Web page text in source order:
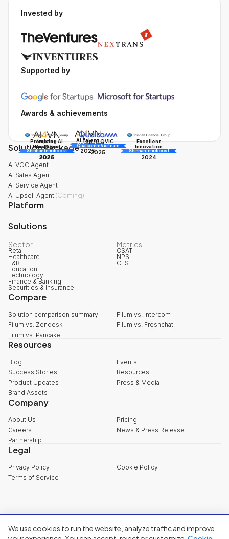
Invested by
Supported by
Awards & achievements
Promising AI
Business
AI Awards
2025
AI Talent
AI Awards
2025
Excellent
Innovation
Shinhan Innoboost
2024
Impact
Innovation
Shinhan Innoboost
2024
Top 10 QVIC
Qualcomm Vietnam
2025
Solution Package
AI VOC Agent
AI Sales Agent
AI Service Agent
AI Upsell Agent (Coming)
Platform
Solutions
Sector
Retail
Healthcare
F&B
Education
Technology
Finance & Banking
Securities & Insurance
Metrics
CSAT
NPS
CES
Compare
Solution comparison summary
Filum vs. Intercom
Filum vs. Zendesk
Filum vs. Freshchat
Filum vs. Pancake
Resources
Blog
Events
Success Stories
Resources
Product Updates
Press & Media
Brand Assets
Company
About Us
Pricing
Careers
News & Press Release
Partnership
Legal
Privacy Policy
Cookie Policy
Terms of Service
+84 888 18 1313
Head Office:3rd Floor, 65-67 B4 Street, Sala Urban Area, An Khanh
We use cookies to run the website, analyze traffic and improve